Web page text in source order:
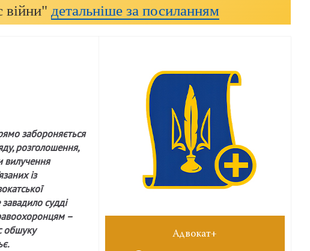
війни" детальніше за посиланням
забороняється
розголошення,
вилучення
із
завадило судді
–
обшуку